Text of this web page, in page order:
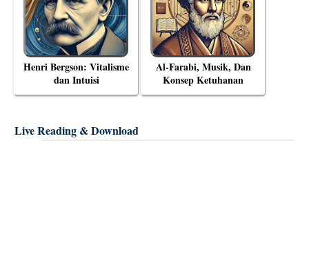
Henri Bergson: Vitalisme
dan Intuisi
Al-Farabi, Musik, Dan
Konsep Ketuhanan
Live Reading & Download